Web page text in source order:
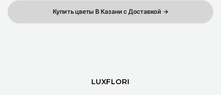
Купить цветы В Казани с Доставкой →
LUXFLORI